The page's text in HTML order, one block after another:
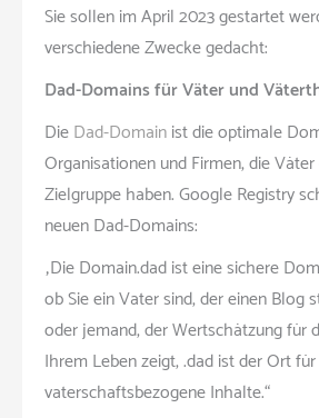
Sie sollen im April 2023 gestartet
verschiedene Zwecke gedacht:
Dad-Domains für Väter und
DieDad-Domainist die optimale
Organisationen und Firmen, die
Zielgruppe haben. Google Registry
neuen Dad-Domains:
„Die Domain.dad ist eine sichere
ob Sie ein Vater sind, der einen Blog
oder jemand, der Wertschätzung für
Ihrem Leben zeigt, .dad ist der Ort für
vaterschaftsbezogene Inhalte.“